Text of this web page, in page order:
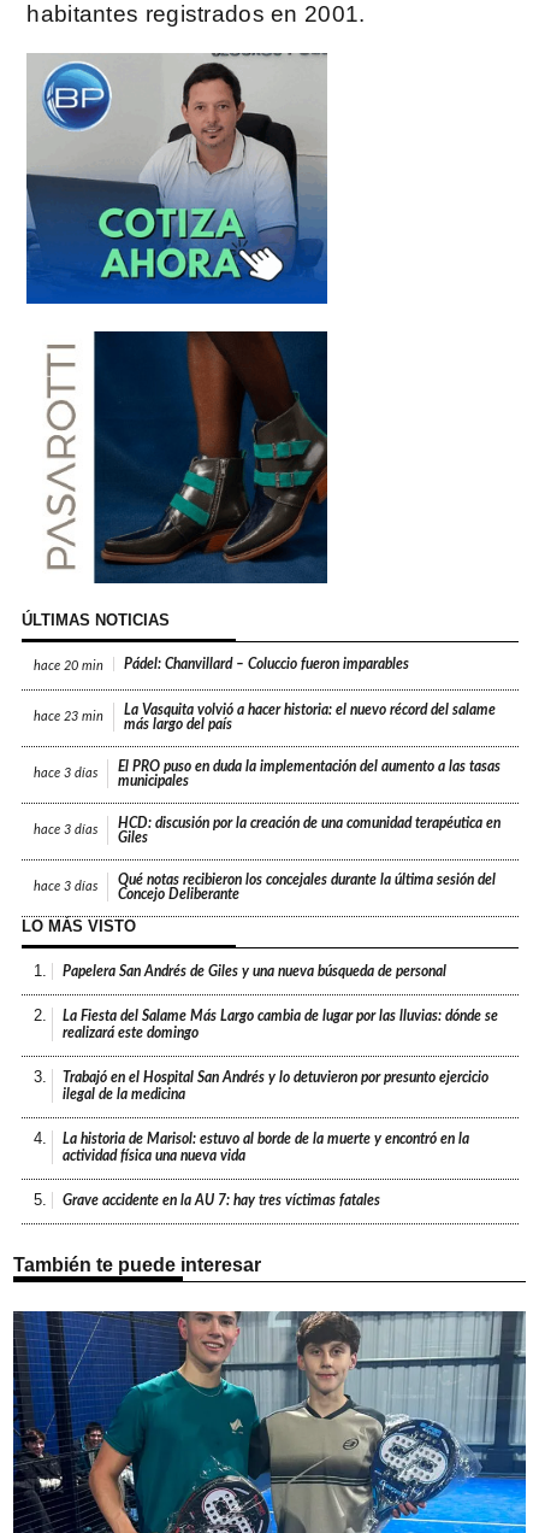
habitantes registrados en 2001.
ÚLTIMAS NOTICIAS
hace 20 min Pádel: Chanvillard – Coluccio fueron imparables
hace 23 min
La Vasquita volvió a hacer historia: el nuevo récord del salame
más largo del país
hace 3 días
El PRO puso en duda la implementación del aumento a las tasas
municipales
hace 3 días
HCD: discusión por la creación de una comunidad terapéutica en
Giles
hace 3 días
Qué notas recibieron los concejales durante la última sesión del
Concejo Deliberante
LO MÁS VISTO
1. Papelera San Andrés de Giles y una nueva búsqueda de personal
2.
La Fiesta del Salame Más Largo cambia de lugar por las lluvias: dónde se
realizará este domingo
3.
Trabajó en el Hospital San Andrés y lo detuvieron por presunto ejercicio
ilegal de la medicina
4.
La historia de Marisol: estuvo al borde de la muerte y encontró en la
actividad física una nueva vida
5. Grave accidente en la AU 7: hay tres víctimas fatales
También te puede interesar